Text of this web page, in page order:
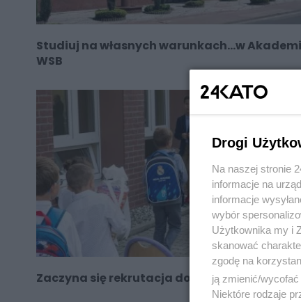
Studiuj na własnych warunkach…w
WSB
Zaczyna się rekrutacja do przedszkoli i szkół
Drogi
Na naszej stronie
informacje na
informacje
wybór
Użytkownika my i
skanować
zgodę na
ją zmienić/
Niektóre rodzaje